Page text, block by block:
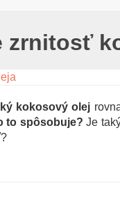
zrnitosť
kokosový olej
to spôsobuje? Je